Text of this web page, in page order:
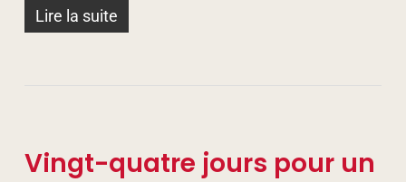
Lire la suite
Vingt-quatre jours pour un